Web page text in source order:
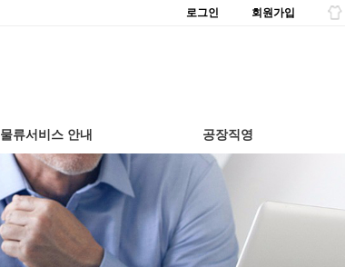
로그인 회원가입
물류서비스 안내 공장직영